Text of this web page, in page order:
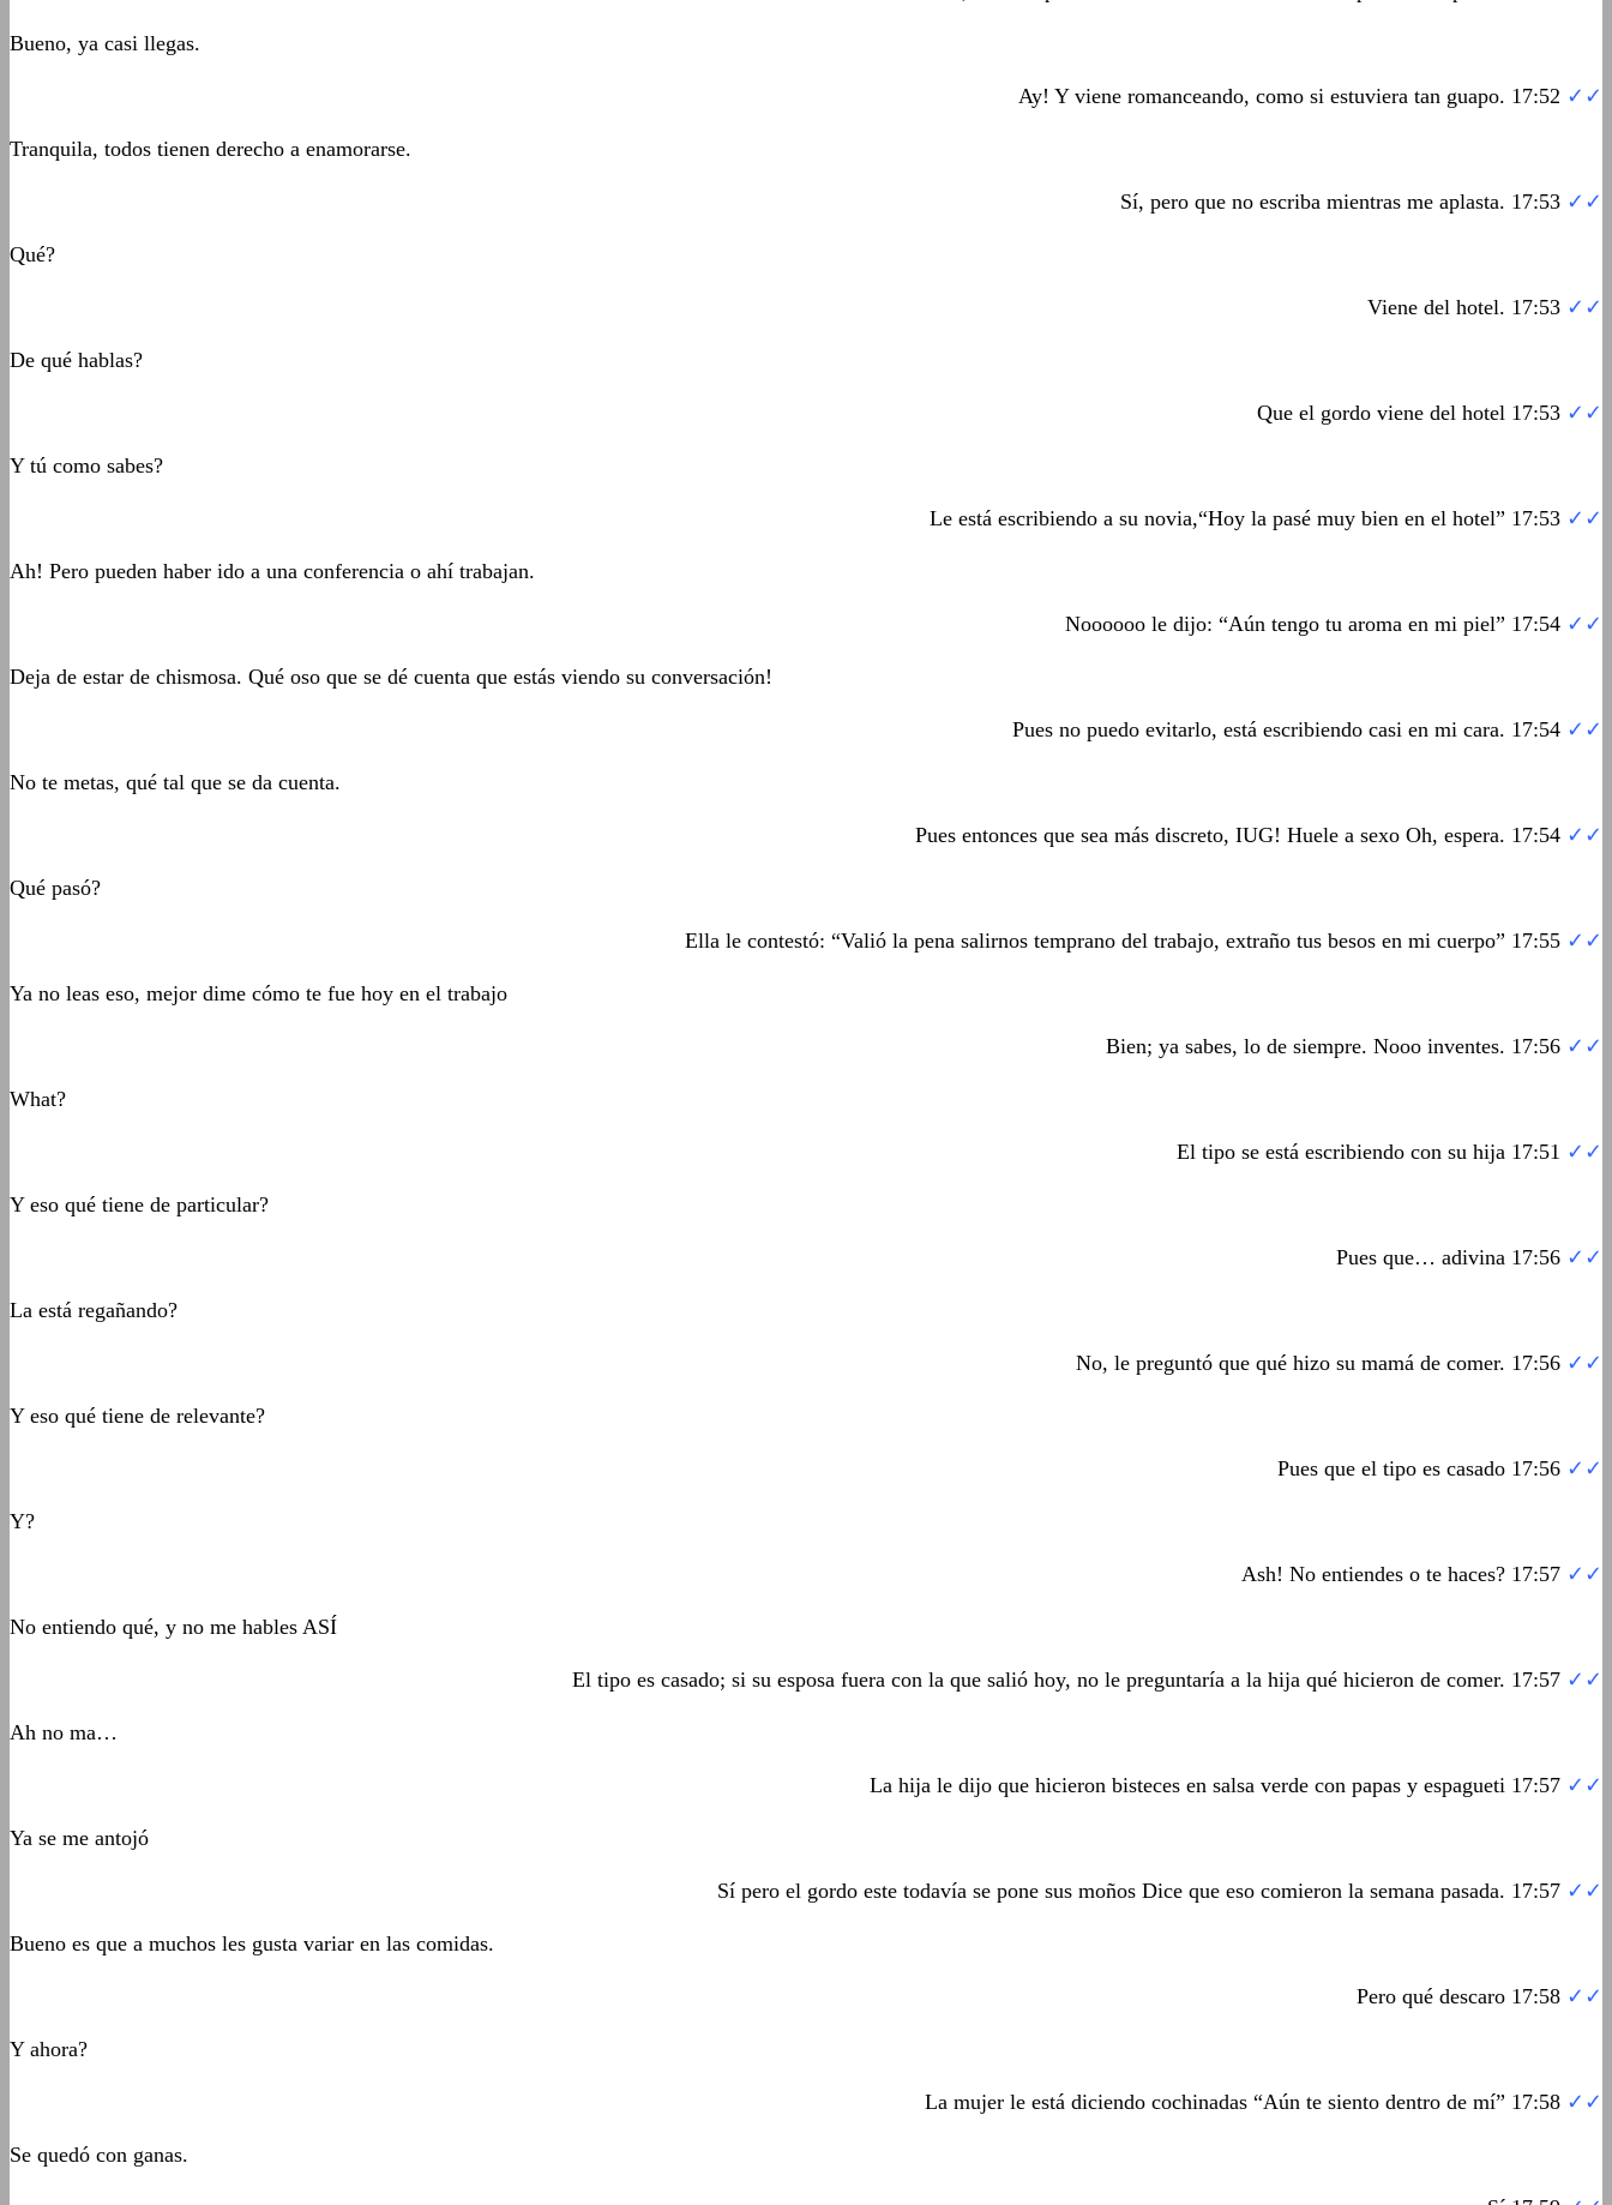
Bueno, ya casi llegas.
Ay! Y viene romanceando, como si estuviera tan guapo. 17:52 ✓✓
Tranquila, todos tienen derecho a enamorarse.
Sí, pero que no escriba mientras me aplasta. 17:53 ✓✓
Qué?
Viene del hotel. 17:53 ✓✓
De qué hablas?
Que el gordo viene del hotel 17:53 ✓✓
Y tú como sabes?
Le está escribiendo a su novia,“Hoy la pasé muy bien en el hotel” 17:53 ✓✓
Ah! Pero pueden haber ido a una conferencia o ahí trabajan.
Noooooo le dijo: “Aún tengo tu aroma en mi piel” 17:54 ✓✓
Deja de estar de chismosa. Qué oso que se dé cuenta que estás viendo su conversación!
Pues no puedo evitarlo, está escribiendo casi en mi cara. 17:54 ✓✓
No te metas, qué tal que se da cuenta.
Pues entonces que sea más discreto, IUG! Huele a sexo Oh, espera. 17:54 ✓✓
Qué pasó?
Ella le contestó: “Valió la pena salirnos temprano del trabajo, extraño tus besos en mi cuerpo” 17:55 ✓✓
Ya no leas eso, mejor dime cómo te fue hoy en el trabajo
Bien; ya sabes, lo de siempre. Nooo inventes. 17:56 ✓✓
What?
El tipo se está escribiendo con su hija 17:51 ✓✓
Y eso qué tiene de particular?
Pues que… adivina 17:56 ✓✓
La está regañando?
No, le preguntó que qué hizo su mamá de comer. 17:56 ✓✓
Y eso qué tiene de relevante?
Pues que el tipo es casado 17:56 ✓✓
Y?
Ash! No entiendes o te haces? 17:57 ✓✓
No entiendo qué, y no me hables ASÍ
El tipo es casado; si su esposa fuera con la que salió hoy, no le preguntaría a la hija qué hicieron de comer. 17:57 ✓✓
Ah no ma…
La hija le dijo que hicieron bisteces en salsa verde con papas y espagueti 17:57 ✓✓
Ya se me antojó
Sí pero el gordo este todavía se pone sus moños Dice que eso comieron la semana pasada. 17:57 ✓✓
Bueno es que a muchos les gusta variar en las comidas.
Pero qué descaro 17:58 ✓✓
Y ahora?
La mujer le está diciendo cochinadas “Aún te siento dentro de mí” 17:58 ✓✓
Se quedó con ganas.